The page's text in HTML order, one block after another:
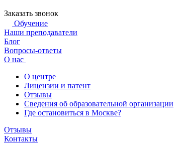
Заказать звонок
Обучение
Наши преподаватели
Блог
Вопросы-ответы
О нас
О центре
Лицензии и патент
Отзывы
Сведения об образовательной организации
Где остановиться в Москве?
Отзывы
Контакты